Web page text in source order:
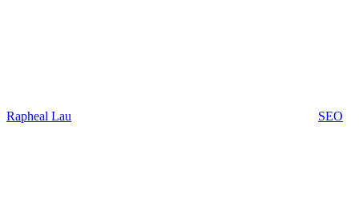
Rapheal Lau SEO